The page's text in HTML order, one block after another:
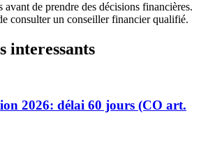
avant de prendre des décisions financières.
consulter un conseiller financier qualifié.
interessants
2026: délai 60 jours (CO art.